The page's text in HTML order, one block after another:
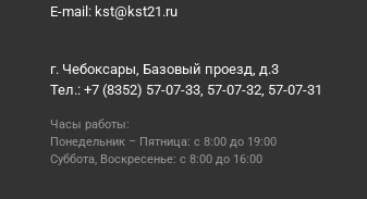
E-mail: kst@kst21.ru
г. Чебоксары, Базовый проезд, д.3
Тел.: +7 (8352) 57-07-33, 57-07-32, 57-07-31
Часы работы:
Понедельник – Пятница: с 8:00 до 19:00
Суббота, Воскресенье: с 8:00 до 16:00